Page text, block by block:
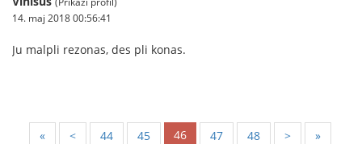
14. maj 2018 00:56:41
Ju malpli rezonas, des pli konas.
« < 44 45 46 47 48 > »